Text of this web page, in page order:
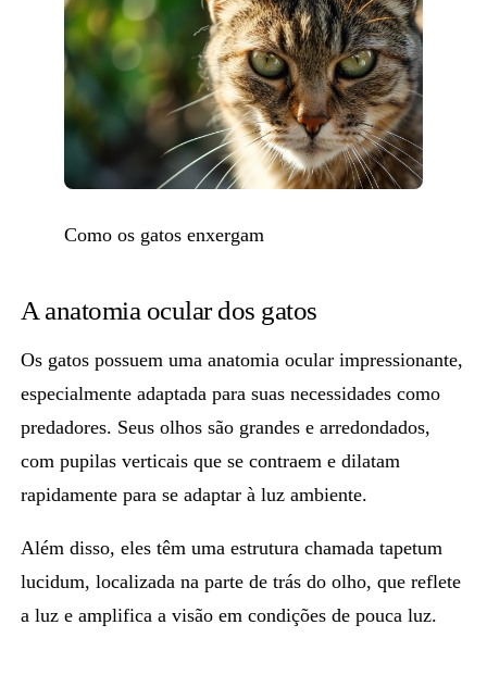
Como os gatos enxergam
A anatomia ocular dos gatos
Os gatos possuem uma anatomia ocular impressionante,
especialmente adaptada para suas necessidadescomo
predadores. Seus olhos são grandes e arredondados,
com pupilas verticais que se contraem e dilatam
rapidamente para se adaptar à luz ambiente.
Além disso, eles têm uma estrutura chamada tapetum
lucidum, localizada na parte de trás do olho, que reflete
a luz e amplifica a visão em condições de pouca luz.